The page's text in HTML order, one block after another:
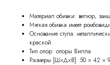
Материал обивки: велюр,
Мягкая обивка имеет
Основание стула:
краской.
Тип опор: опоры Вилла
Размеры [Ш×Д×В]: 50 × 42 ×